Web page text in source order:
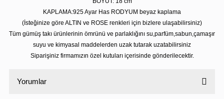
KAPLAMA:925 Ayar Has RODYUM beyaz kaplama
(İsteğinize göre ALTIN ve ROSE renkleri için bizlere ulaşabilirsiniz)
Tüm gümüş takı ürünlerinin ömrünü ve parlaklığını su,parfüm,sabun,çamaşır
suyu ve kimyasal maddelerden uzak tutarak uzatabilirsiniz
Siparişiniz firmamızın özel kutuları içerisinde gönderilecektir.
Yorumlar